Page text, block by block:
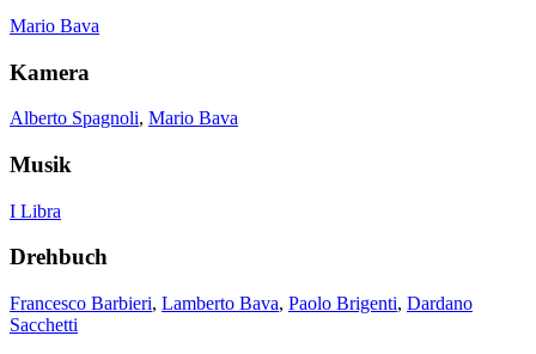
Mario Bava
Kamera
Alberto Spagnoli, Mario Bava
Musik
I Libra
Drehbuch
Francesco Barbieri, Lamberto Bava, Paolo Brigenti, Dardano
Sacchetti